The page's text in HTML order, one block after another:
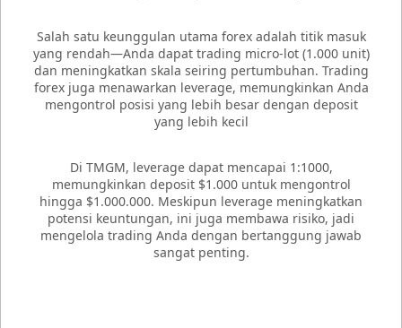
Salah satu keunggulan utama forex adalah titik masuk
yang rendah—Anda dapat trading micro-lot (1.000 unit)
dan meningkatkan skala seiring pertumbuhan. Trading
forex juga menawarkan leverage, memungkinkan Anda
mengontrol posisi yang lebih besar dengan deposit
yang lebih kecil
Di TMGM, leverage dapat mencapai 1:1000,
memungkinkan deposit $1.000 untuk mengontrol
hingga $1.000.000. Meskipun leverage meningkatkan
potensi keuntungan, ini juga membawa risiko, jadi
mengelola trading Anda dengan bertanggung jawab
sangat penting.